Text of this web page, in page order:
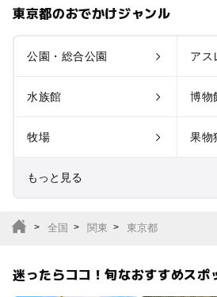
東京都のおでかけジャンル
公園・総合公園 アス
水族館 博物
牧場 果物
もっと見る
全国 関東 東京都
迷ったらココ！旬なおすすめスポ